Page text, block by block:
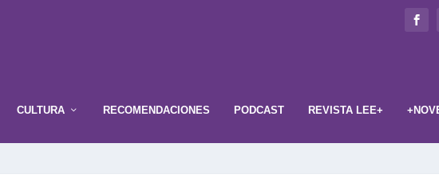
CULTURA RECOMENDACIONES PODCAST REVISTA LEE+